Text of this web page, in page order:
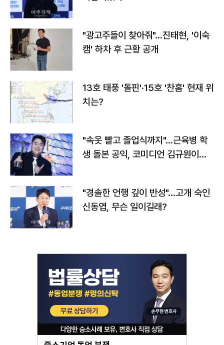
"광고주들이 찾아줘"…진태현, '이숙
캠' 하차 후 근황 공개
13호 태풍 '돌핀'·15호 '찬홈' 현재 위
치는?
"속옷 빨고 졸업식까지"…근육병 학
생 돌본 공익, 코미디언 김규원이었
"경솔한 언행 깊이 반성"…고개 숙인
신동엽, 무슨 일이길래?